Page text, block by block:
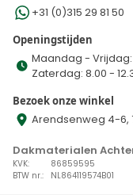
+31 (0)315 29 81 50
Openingstijden
Maandag - Vrijdag:
Zaterdag: 8.00 -
Bezoek onze winkel
Arendsenweg 4-6,
Dakmaterialen
KVK:
86859595
BTW nr.:
NL864119574B01